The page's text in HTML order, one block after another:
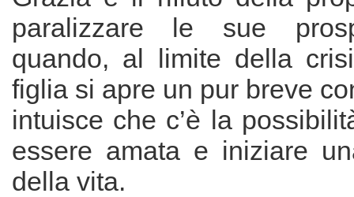
paralizzare le sue
quando, al limite della
figlia si apre un pur breve
intuisce che c’è la
essere amata e iniziare
della vita.